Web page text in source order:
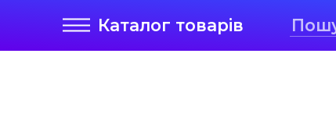
Каталог товарів